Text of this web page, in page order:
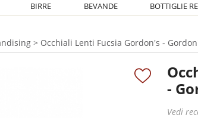
BIRRE BEVANDE BOTTIGLIE
> Occhiali Lenti Fucsia Gordon's -
-
Vedi